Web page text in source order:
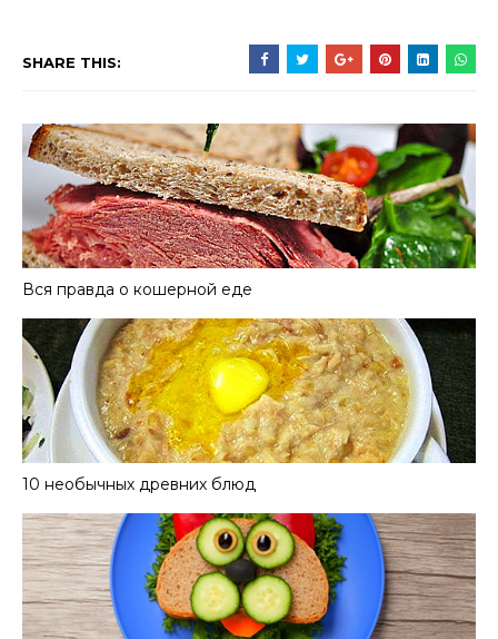
SHARE THIS:
Вся правда о кошерной еде
10 необычных древних блюд